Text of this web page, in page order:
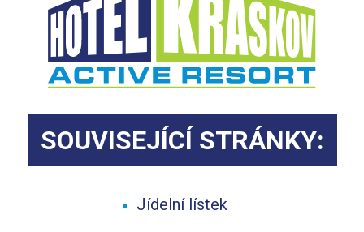
SOUVISEJÍCÍ STRÁNKY:
Jídelní lístek